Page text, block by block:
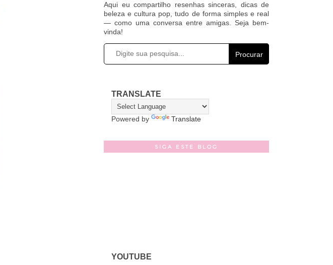
Aqui eu compartilho resenhas sinceras, dicas de
beleza e cultura pop, tudo de forma simples e real
— como uma conversa entre amigas. Seja bem-
vinda!
Procurar
TRANSLATE
Powered by Translate
SIGA ESTE BLOG
YOUTUBE